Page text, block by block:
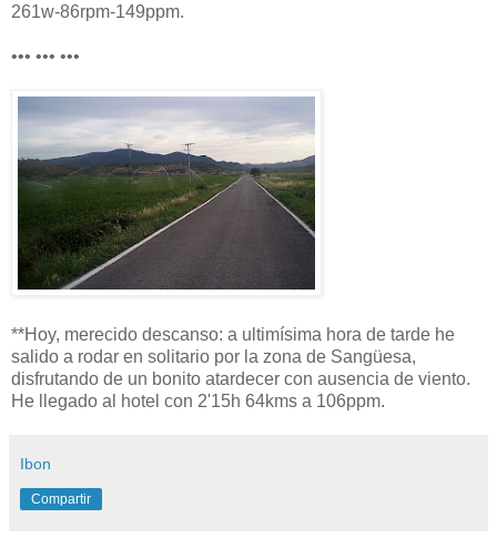
261w-86rpm-149ppm.
••• ••• •••
**Hoy, merecido descanso: a ultimísima hora de tarde he
salido a rodar en solitario por la zona de Sangüesa,
disfrutando de un bonito atardecer con ausencia de viento.
He llegado al hotel con 2'15h 64kms a 106ppm.
Ibon
Compartir